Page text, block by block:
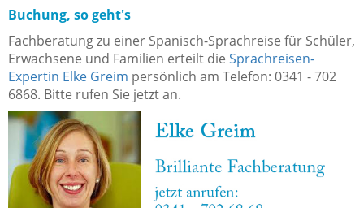
Buchung, so geht's
Fachberatung zu einer Spanisch-Sprachreise für Schüler,
Erwachsene und Familien erteilt die Sprachreisen-
Expertin Elke Greim persönlich am Telefon: 0341 - 702
6868. Bitte rufen Sie jetzt an.